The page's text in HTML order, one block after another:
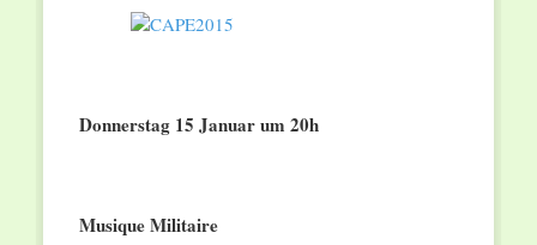
Donnerstag 15 Januar um 20h
Musique Militaire